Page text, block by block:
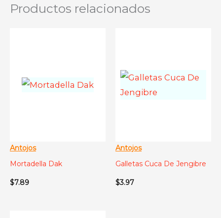
Productos relacionados
Antojos
Mortadella Dak
$7.89
Antojos
Galletas Cuca De Jengibre
$3.97